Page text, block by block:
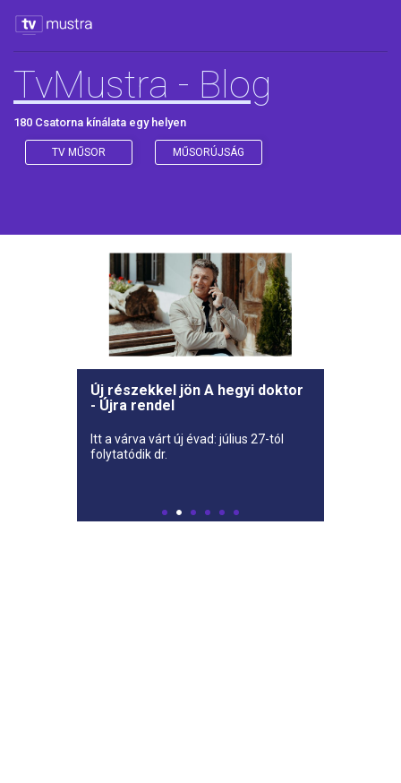
TvMustra - Blog
180 Csatorna kínálata egy helyen
TV MŰSOR MŰSORÚJSÁG
Új részekkel jön A hegyi doktor
- Újra rendel
Itt a várva várt új évad: július 27-tól
folytatódik dr.